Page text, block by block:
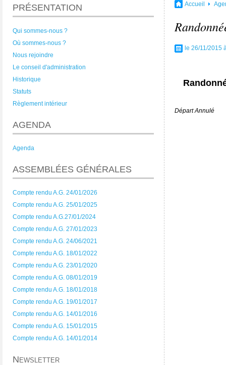
PRÉSENTATION
Qui sommes-nous ?
Où sommes-nous ?
Nous rejoindre
Le conseil d'administration
Historique
Statuts
Règlement intérieur
AGENDA
Agenda
ASSEMBLÉES GÉNÉRALES
Compte rendu A.G. 24/01/2026
Compte rendu A.G. 25/01/2025
Compte rendu A.G.27/01/2024
Compte rendu A.G. 27/01/2023
Compte rendu A.G. 24/06/2021
Compte rendu A.G. 18/01/2022
Compte rendu A.G. 23/01/2020
Compte rendu A.G. 08/01/2019
Compte rendu A.G. 18/01/2018
Compte rendu A.G. 19/01/2017
Compte rendu A.G. 14/01/2016
Compte rendu A.G. 15/01/2015
Compte rendu A.G. 14/01/2014
Newsletter
Accueil
le 26/11/2015
Départ Annulé